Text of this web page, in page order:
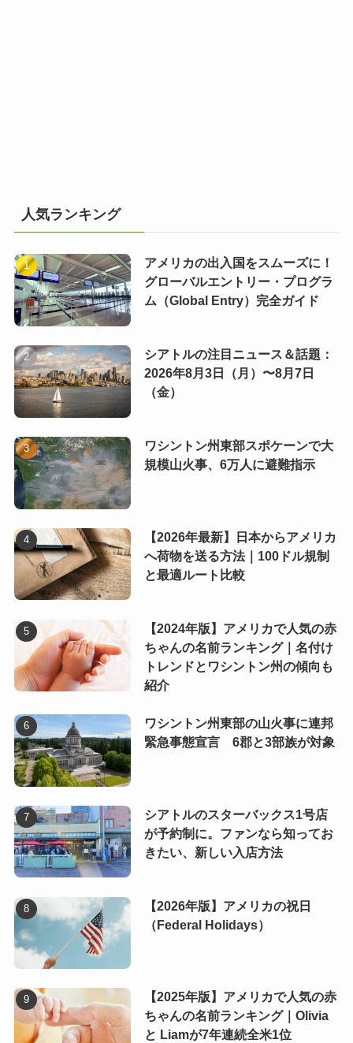
人気ランキング
アメリカの出入国をスムーズに！
グローバルエントリー・プログラ
ム（Global Entry）完全ガイド
シアトルの注目ニュース＆話題：
2026年8月3日（月）〜8月7日
（金）
ワシントン州東部スポケーンで大
規模山火事、6万人に避難指示
【2026年最新】日本からアメリカ
へ荷物を送る方法｜100ドル規制
と最適ルート比較
【2024年版】アメリカで人気の赤
ちゃんの名前ランキング｜名付け
トレンドとワシントン州の傾向も
紹介
ワシントン州東部の山火事に連邦
緊急事態宣言 6郡と3部族が対象
シアトルのスターバックス1号店
が予約制に。ファンなら知ってお
きたい、新しい入店方法
【2026年版】アメリカの祝日
（Federal Holidays）
【2025年版】アメリカで人気の赤
ちゃんの名前ランキング｜Olivia
と Liamが7年連続全米1位